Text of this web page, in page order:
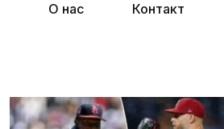
О нас Контакт